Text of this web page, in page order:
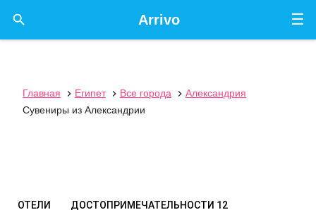
☰
Arrivo

Главная  Египет  Все города  Александрия
Сувениры из Александрии
ОТЕЛИ ДОСТОПРИМЕЧАТЕЛЬНОСТИ 12